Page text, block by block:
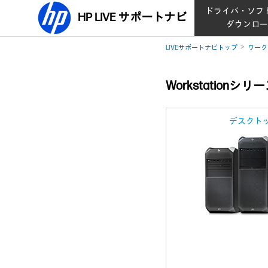
HP LIVE サポートナビ
ドライバ・ソフ
ダウンロ
LIVEサポートナビトップ ワー
Workstationシリー
デスクト